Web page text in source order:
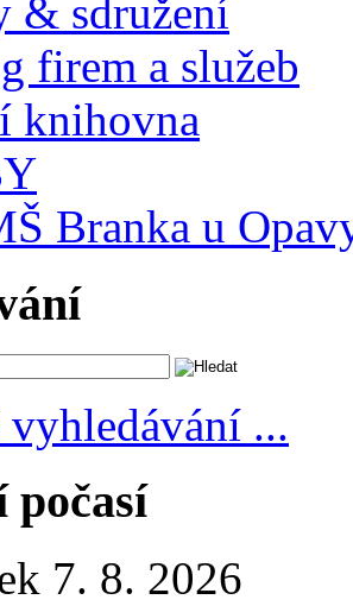
& sdružení
firem a služeb
knihovna
Branka u
vyhledávání ...
7. 8. 2026